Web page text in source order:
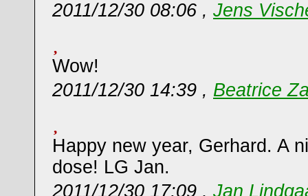
2011/12/30 08:06 , Jens
Wow!
2011/12/30 14:39 , Beatrice
Happy new year, Gerhard. A
dose! LG Jan.
2011/12/30 17:09 , Jan